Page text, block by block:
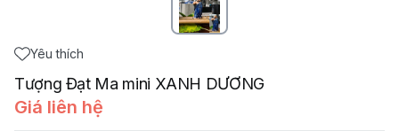
Yêu thích
Tượng Đạt Ma mini XANH DƯƠNG
Giá liên hệ